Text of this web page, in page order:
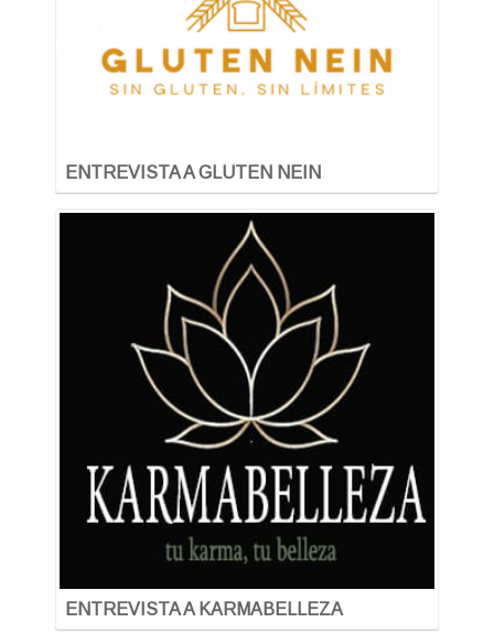
ENTREVISTA A GLUTEN NEIN
ENTREVISTA A KARMABELLEZA